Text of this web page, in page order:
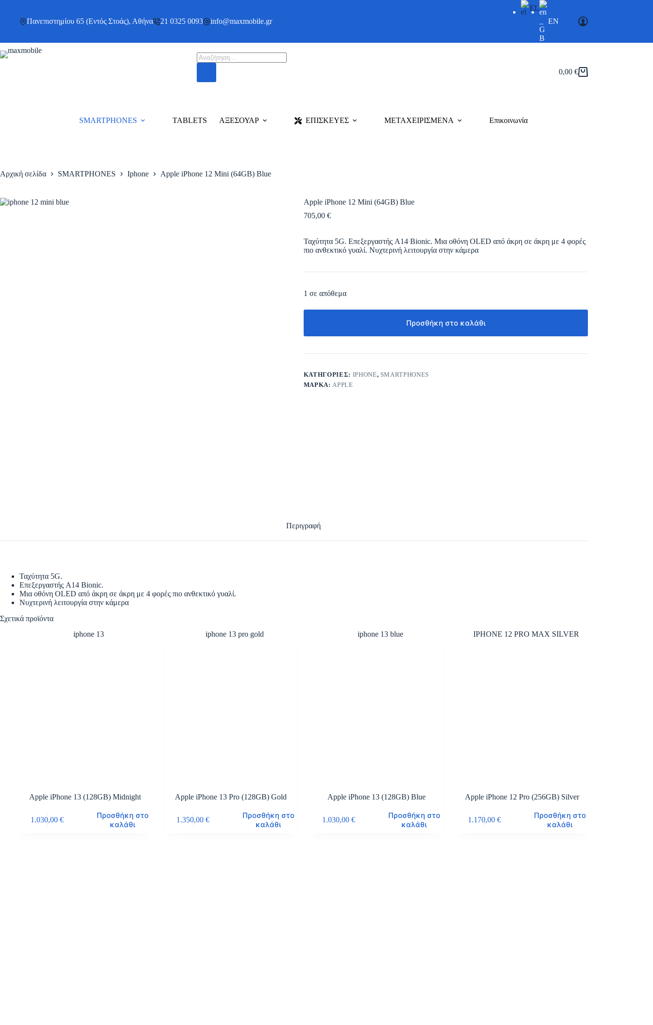
περιεχόμενοΠανεπιστημίου 65 (Εντός Στοάς), Αθήνα 21 0325 0093 info@maxmobile.gr
EL
EN
Products
search
Καλάθι
0,00 €
SMARTPHONES TABLETS ΑΞΕΣΟΥΑΡ ΕΠΙΣΚΕΥΕΣ ΜΕΤΑΧΕΙΡΙΣΜΕΝΑ Επικοινωνία
Αρχική σελίδα SMARTPHONES Iphone Apple iPhone 12 Mini (64GB) Blue
Apple iPhone 12 Mini (64GB) Blue
705,00 €
Ταχύτητα 5G. Επεξεργαστής A14 Bionic. Μια οθόνη OLED από άκρη σε άκρη με 4 φορές
πιο ανθεκτικό γυαλί. Νυχτερινή λειτουργία στην κάμερα
1 σε απόθεμα
Προσθήκη στο καλάθι
ΚΑΤΗΓΟΡΊΕΣ: IPHONE, SMARTPHONES
ΜΆΡΚΑ:APPLE
Περιγραφή
Ταχύτητα 5G.
Επεξεργαστής A14 Bionic.
Μια οθόνη OLED από άκρη σε άκρη με 4 φορές πιο ανθεκτικό γυαλί.
Νυχτερινή λειτουργία στην κάμερα
Σχετικά προϊόντα
Apple iPhone 13 (128GB) Midnight
1.030,00€
Προσθήκη στο
καλάθι
Apple iPhone 13 Pro (128GB) Gold
1.350,00€
Προσθήκη στο
καλάθι
Apple iPhone 13 (128GB) Blue
1.030,00€
Προσθήκη στο
καλάθι
Apple iPhone 12 Pro (256GB) Silver
1.170,00€
Προσθήκη στο
καλάθι